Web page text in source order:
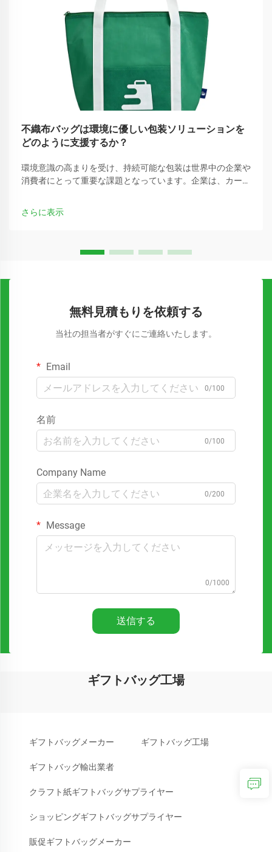
不織布バッグは環境に優しい包装ソリューションを
どのように支援するか？
環境意識の高まりを受け、持続可能な包装は世界中の企業や
消費者にとって重要な課題となっています。企業は、カーボ
替手段をますます求めています。
さらに表示
無料見積もりを依頼する
当社の担当者がすぐにご連絡いたします。
Email
0/100
名前
0/100
Company Name
0/200
Message
0/1000
送信する
ギフトバッグ工場
ギフトバッグメーカー ギフトバッグ工場
ギフトバッグ輸出業者
クラフト紙ギフトバッグサプライヤー
ショッピングギフトバッグサプライヤー
販促ギフトバッグメーカー